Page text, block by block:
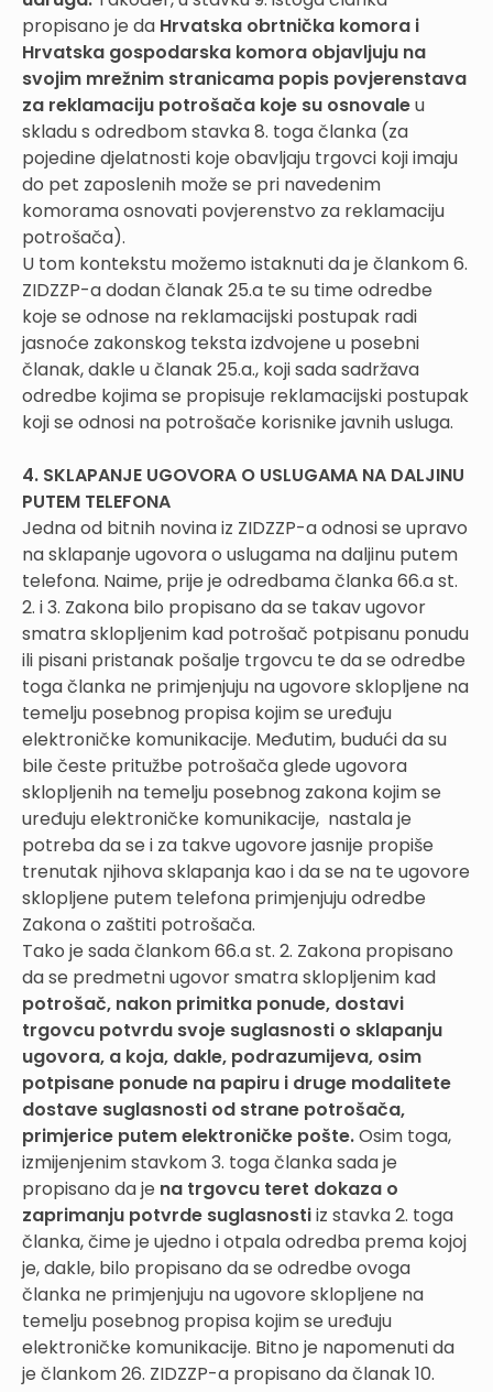
propisano je da Hrvatska obrtnička komora i
Hrvatska gospodarska komora objavljuju na
svojim mrežnim stranicama popis povjerenstava
za reklamaciju potrošača koje su osnovaleu
skladu s odredbom stavka 8. toga članka (za
pojedine djelatnosti koje obavljaju trgovci koji imaju
do pet zaposlenih može se pri navedenim
komorama osnovati povjerenstvo za reklamaciju
potrošača).
U tom kontekstu možemo istaknuti da je člankom 6.
ZIDZZP-a dodan članak 25.a te su time odredbe
koje se odnose na reklamacijski postupak radi
jasnoće zakonskog teksta izdvojene u posebni
članak, dakle u članak 25.a., koji sada sadržava
odredbe kojima se propisuje reklamacijski postupak
koji se odnosi na potrošače korisnike javnih usluga.
4. SKLAPANJE UGOVORA O USLUGAMA NA DALJINU
PUTEM TELEFONA
Jedna od bitnih novina iz ZIDZZP-a odnosi se upravo
na sklapanje ugovora o uslugama na daljinu putem
telefona. Naime, prije je odredbama članka 66.a st.
2. i 3. Zakona bilo propisano da se takav ugovor
smatra sklopljenim kad potrošač potpisanu ponudu
ili pisani pristanak pošalje trgovcu te da se odredbe
toga članka ne primjenjuju na ugovore sklopljene na
temelju posebnog propisa kojim se uređuju
elektroničke komunikacije. Međutim, budući da su
bile česte pritužbe potrošača glede ugovora
sklopljenih na temelju posebnog zakona kojim se
uređuju elektroničke komunikacije, nastala je
potreba da se i za takve ugovore jasnije propiše
trenutak njihova sklapanja kao i da se na te ugovore
sklopljene putem telefona primjenjuju odredbe
Zakona o zaštiti potrošača.
Tako je sada člankom 66.a st. 2. Zakona propisano
da se predmetni ugovor smatra sklopljenim kad
potrošač, nakon primitka ponude, dostavi
trgovcu potvrdu svoje suglasnosti o sklapanju
ugovora, a koja, dakle, podrazumijeva, osim
potpisane ponude na papiru i druge modalitete
dostave suglasnosti od strane potrošača,
primjerice putem elektroničke pošte.Osim toga,
izmijenjenim stavkom 3. toga članka sada je
propisano da je na trgovcu teret dokaza o
zaprimanju potvrde suglasnostiiz stavka 2. toga
članka, čime je ujedno i otpala odredba prema kojoj
je, dakle, bilo propisano da se odredbe ovoga
članka ne primjenjuju na ugovore sklopljene na
temelju posebnog propisa kojim se uređuju
elektroničke komunikacije. Bitno je napomenuti da
je člankom 26. ZIDZZP-a propisano da članak 10.